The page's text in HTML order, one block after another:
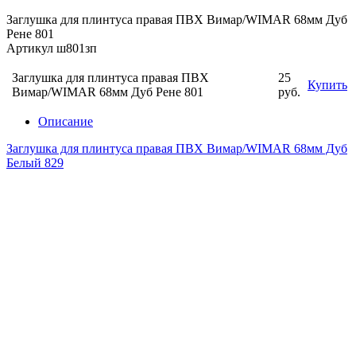
Заглушка для плинтуса правая ПВХ Вимар/WIMAR 68мм Дуб
Рене 801
Артикул ш801зп
Заглушка для плинтуса правая ПВХ
Вимар/WIMAR 68мм Дуб Рене 801
25
руб.
Купить
Описание
Заглушка для плинтуса правая ПВХ Вимар/WIMAR 68мм Дуб
Белый 829